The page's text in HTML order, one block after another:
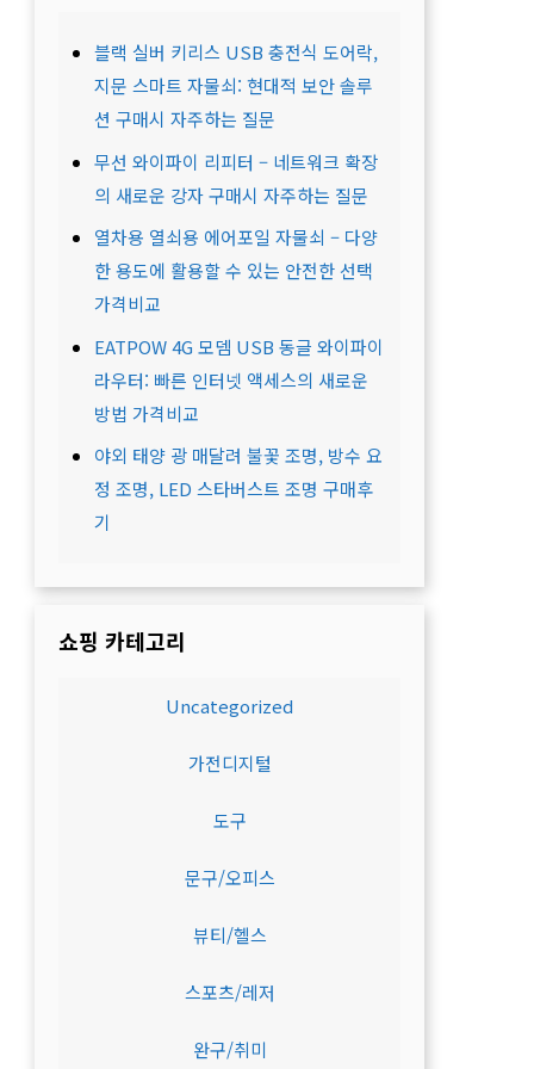
블랙 실버 키리스 USB 충전식 도어락,
지문 스마트 자물쇠: 현대적 보안 솔루
션 구매시 자주하는 질문
무선 와이파이 리피터 – 네트워크 확장
의 새로운 강자 구매시 자주하는 질문
열차용 열쇠용 에어포일 자물쇠 – 다양
한 용도에 활용할 수 있는 안전한 선택
가격비교
EATPOW 4G 모뎀 USB 동글 와이파이
라우터: 빠른 인터넷 액세스의 새로운
방법 가격비교
야외 태양 광 매달려 불꽃 조명, 방수 요
정 조명, LED 스타버스트 조명 구매후
기
쇼핑 카테고리
Uncategorized
가전디지털
도구
문구/오피스
뷰티/헬스
스포츠/레저
완구/취미